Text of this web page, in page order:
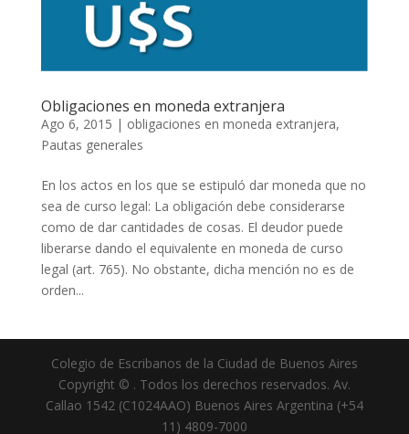
Obligaciones en moneda extranjera
Ago 6, 2015 | obligaciones en moneda extranjera,
Pautas generales
En los actos en los que se estipuló dar moneda que no
sea de curso legal: La obligación debe considerarse
como de dar cantidades de cosas. El deudor puede
liberarse dando el equivalente en moneda de curso
legal (art. 765). No obstante, dicha mención no es de
orden...
Colegio de Escribanos de la Ciudad de Buenos Aires
Copyright © . Todos los derechos reservados. Av.
Callao 1542 (C1024AAO) Buenos Aires Argentina (+54
11) 4809-7000